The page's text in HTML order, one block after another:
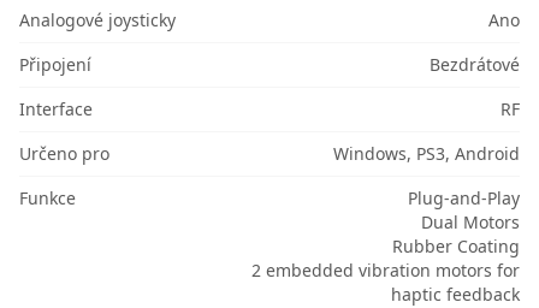
Analogové joysticky
Ano
Připojení
Bezdrátové
Interface
RF
Určeno pro
Windows, PS3, Android
Funkce
Plug-and-Play
Dual Motors
Rubber Сoating
2 embedded vibration motors for
haptic feedback